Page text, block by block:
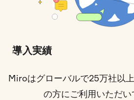
導入実績
Miroはグローバルで25万社以
の方にご利用いただい